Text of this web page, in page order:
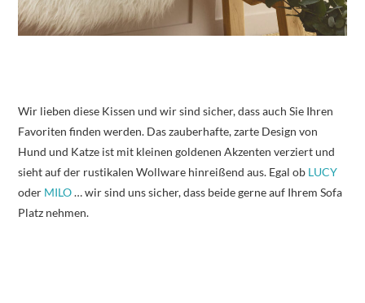
Wir lieben diese Kissen und wir sind sicher, dass auch Sie Ihren
Favoriten finden werden. Das zauberhafte, zarte Design von
Hund und Katze ist mit kleinen goldenen Akzenten verziert und
sieht auf der rustikalen Wollware hinreißend aus. Egal ob LUCY
oder MILO… wir sind uns sicher, dass beide gerne auf Ihrem Sofa
Platz nehmen.